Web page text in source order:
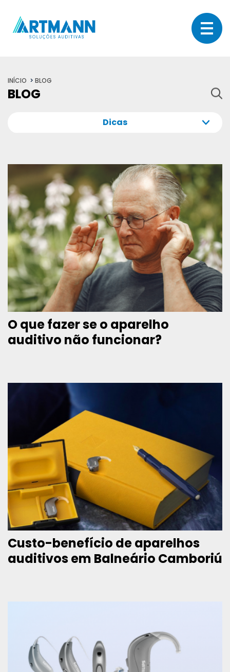
INÍCIO BLOG
BLOG
Dicas
Sua audição
Dicas
O que fazer se o aparelho
auditivo não funcionar?
Custo-benefício de aparelhos
auditivos em Balneário Camboriú